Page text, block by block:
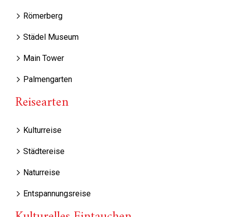
Römerberg
Städel Museum
Main Tower
Palmengarten
Reisearten
Kulturreise
Städtereise
Naturreise
Entspannungsreise